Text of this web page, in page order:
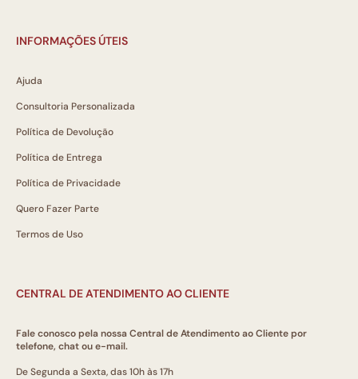
INFORMAÇÕES ÚTEIS
Ajuda
Consultoria Personalizada
Política de Devolução
Política de Entrega
Política de Privacidade
Quero Fazer Parte
Termos de Uso
CENTRAL DE ATENDIMENTO AO CLIENTE
Fale conosco pela nossa Central de Atendimento ao Cliente por
telefone, chat ou e-mail.
De Segunda a Sexta, das 10h às 17h